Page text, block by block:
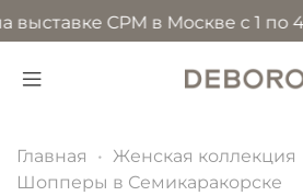
CPM в Москве с 1 по 4
Главная Женская коллекция
Шопперы в Семикаракорске